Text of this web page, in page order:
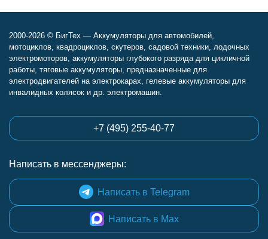
2000-2026 © БигТех — Аккумуляторы для автомобилей,
мотоциклов, квадроциклов, скутеров, садовой техники, лодочных
электромоторов, аккумуляторы глубокого разряда для цикличной
работы, тяговые аккумуляторы, предназначенные для
электродвигателей на электрокарах, гелевые аккумуляторы для
инвалидных колясок и др. электромашин.
+7 (495) 255-40-77
Написать в мессенджеры:
Написать в Telegram
Написать в Max